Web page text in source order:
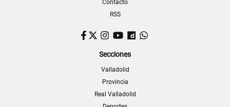
Contacto
RSS
Facebook
TwitterInstagram
YouTubeDailymotion
Secciones
Valladolid
Provincia
Real Valladolid